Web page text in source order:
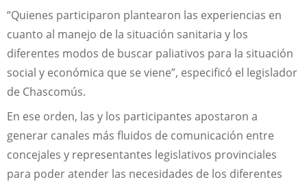
“Quienes participaron plantearon las experiencias en
cuanto al manejo de la situación sanitaria y los
diferentes modos de buscar paliativos para la situación
social y económica que se viene”, especificó el legislador
de Chascomús.
En ese orden, las y los participantes apostaron a
generar canales más fluidos de comunicación entre
concejales y representantes legislativos provinciales
para poder atender las necesidades de los diferentes